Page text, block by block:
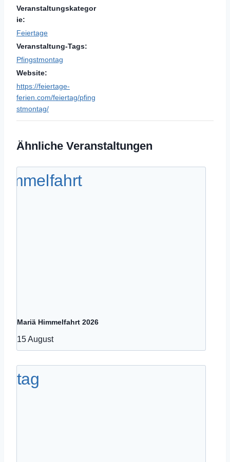
Veranstaltungskategor
ie:
Feiertage
Veranstaltung-Tags:
Pfingstmontag
Website:
https://feiertage-
ferien.com/feiertag/pfing
stmontag/
Ähnliche Veranstaltungen
Mariä Himmelfahrt 2026
15 August